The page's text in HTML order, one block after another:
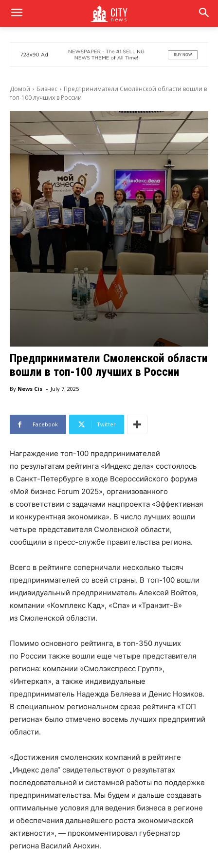
CITY
news
Домой Бизнес
Предприниматели Смоленской области вошли в
топ-100 лучших в России
Предприниматели Смоленской области
вошли в топ-100 лучших в России
By News Cis - July 7, 2025
Facebook Twitter
Награждение топ-100 предпринимателей
по результатам рейтинга «Индекс дела» состоялось
в Санкт-Петербурге в ходе Всероссийского форума
«Мой бизнес Forum 2025», организованного
в соответствии с задачами нацпроекта «Эффективная
и конкурентная экономика». В число лучших вошли
четыре представителя Смоленской области,
сообщили в пресс-службе правительства региона.
Всего в рейтинге соперничали несколько тысяч
предпринимателей со всей страны. В топ-100 вошли
индивидуальный предприниматель Алексей Войтов,
компании «Комплекс Кад», «Спа» и «Транзит-В»
из Смоленской области.
Помимо основного рейтинга, в топ-350 лучших
по России также вошли еще четыре представителя
региона: компании «Смолэкспресс Групп»,
«Интеркап», а также индивидуальные
предприниматель Надежда Беляева и Денис Нозиков.
В специальном региональном срезе рейтинга «ТОП
региона» было отмечено восемь лучших предприятий
области.
«Достижения смоленских компаний в рейтинге
„Индекс дела“ свидетельствуют о результатах
последовательной и системной работы по поддержке
предпринимательства. Мы будем и дальше создавать
оптимальные условия для ведения бизнеса в регионе
и обеспечения дальнейшего роста экономической
активности», — прокомментировал губернатор
региона Василий Анохин.